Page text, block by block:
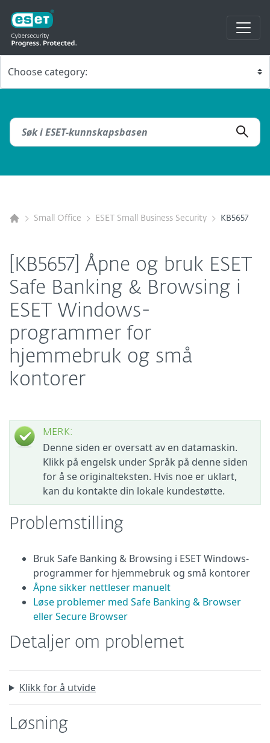
Small Office ESET Small Business Security KB5657
[KB5657] Åpne og bruk ESET
Safe Banking & Browsing i
ESET Windows-
programmer for
hjemmebruk og små
kontorer
MERK:
Denne siden er oversatt av en datamaskin.
Klikk på engelsk under Språk på denne siden
for å se originalteksten. Hvis noe er uklart,
kan du kontakte din lokale kundestøtte.
Problemstilling
Bruk Safe Banking & Browsing i ESET Windows-
programmer for hjemmebruk og små kontorer
Åpne sikker nettleser manuelt
Løse problemer med Safe Banking & Browser
eller Secure Browser
Detaljer om problemet
Klikk for å utvide
Løsning